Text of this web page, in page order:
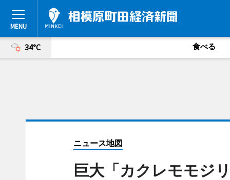
34°C 食べる
ニュース地図
巨大「カクレモモジ